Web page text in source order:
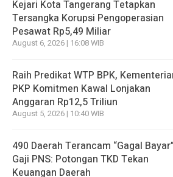
Kejari Kota Tangerang Tetapkan
Tersangka Korupsi Pengoperasian
Pesawat Rp5,49 Miliar
August 6, 2026 | 16:08 WIB
Raih Predikat WTP BPK,
PKP Komitmen Kawal Lonjakan
Anggaran Rp12,5 Triliun
August 5, 2026 | 10:40 WIB
490 Daerah Terancam “Gagal Bayar”
Gaji PNS: Potongan TKD Tekan
Keuangan Daerah